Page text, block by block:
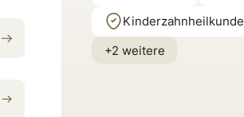
Kinderzahnheilkunde
+2 weitere